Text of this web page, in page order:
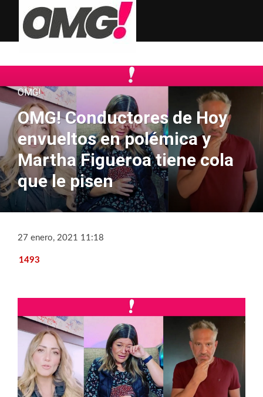
OMG!
OMG! Conductores de Hoy
envueltos en polémica y
Martha Figueroa tiene cola
que le pisen
27 enero, 2021 11:18
1493